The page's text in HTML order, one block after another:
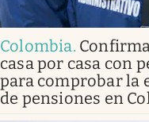
Colombia.
casa por casa con
para comprobar la
de pensiones en